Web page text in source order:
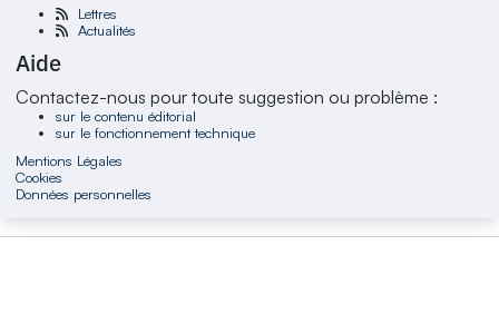
Lettres
Actualités
Aide
Contactez-nous pour toute suggestion ou problème :
sur le contenu éditorial
sur le fonctionnement technique
Mentions Légales
Cookies
Données personnelles